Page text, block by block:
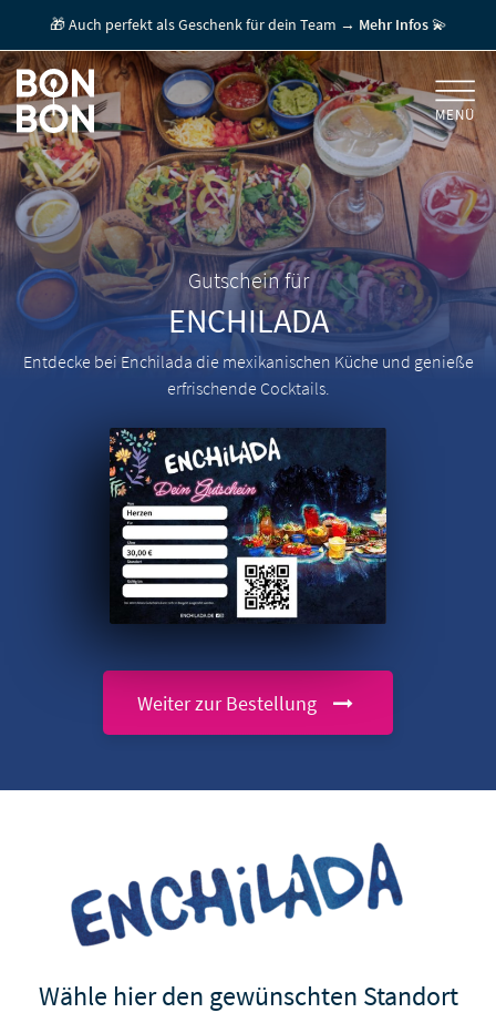
GUTSCHEIN EINLÖSEN
+
FÜR FIRMEN/ MITARBEITERGESCHENK
+
GESCHENKGUTSCHEINE
FÜR GASTRONOMEN
🎁 Auch perfekt als Geschenk für dein Team → Mehr Infos💫
MENÜ
Entdecke bei Enchilada die mexikanischen Küche und genieße
erfrischende Cocktails.
Gutschein für
ENCHILADA
Weiter zur Bestellung
Wähle hier den gewünschten Standort